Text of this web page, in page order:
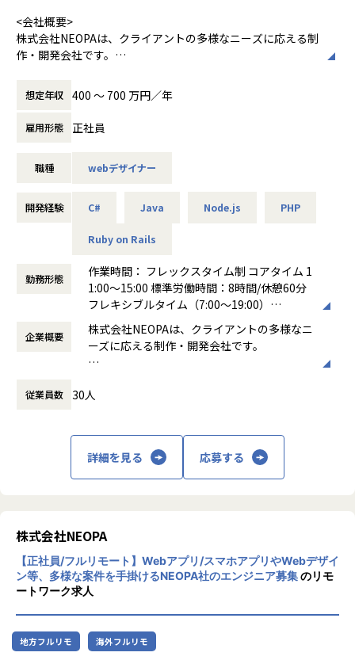
<会社概要>
株式会社NEOPAは、クライアントの多様なニーズに応える制
作・開発会社です。
主力の受託開発事業では、ニーズが高いスマホアプリの開発
をはじめ、WebサイトやWebデザイン、Webアプリの開発な
どを幅広く担当。案件はクライアントとの直接取引で、社内
で企画から開発、運用までを一貫して行います。
トータルデザインを担当したほか、10万人以上のユーザーが
対応しています。
また、これまでIT企業が参入していなかった映画製作にも挑
らわれず自分たちが価値を感じる事業に積極的に取り組んで
います。
クラウドを使ったインフラ構築・運用、品質を支えるプログ
ラミング、UXに関わるフロントエンドエンジニアリング等、
ともに開発を進めていきたい方を募集します。
野にチャレンジも可能です。弊社クライアントから指定され
る技術要件は特に無いことも多く、周囲のエンジニアと相談
しながら、最適なアーキテクチャ、フレームワークを選択し
すべての業務への転換可能性あり
想定年収 400 〜 700 万円／年
雇用形態 正社員
職種 webデザイナー
開発経験 C# Java Node.js PHP
Ruby on Rails
勤務形態
作業時間： フレックスタイム制 コアタイム 1
1:00～15:00 標準労働時間：8時間/休憩60分
フレキシブルタイム（7:00～19:00）
働き方：
フレックス制（コアタイムあり）
時間外労働の有無： 有（月平均20時間）
休憩時間： 60分
企業概要
株式会社NEOPAは、クライアントの多様なニ
ーズに応える制作・開発会社です。
ホアプリの開発をはじめ、WebサイトやWeb
ます。
これを強みとして、アパレル上場企業の会員
セスするファンサイトの運用・改善を継続し
て対応しています。
また、これまでIT企業が参入していなかった
映画製作にも挑戦。ITの力で世の中を良くす
ることを目指しつつ、分野にとらわれず自分
たちが価値を感じる事業に積極的に取り組ん
でいます。
従業員数 30人
詳細を見る 応募する
株式会社NEOPA
【正社員/フルリモート】Webアプリ/スマホアプリやWebデザイ
ン等、多様な案件を手掛けるNEOPA社のエンジニア募集のリモ
ートワーク求人
地方フルリモ 海外フルリモ